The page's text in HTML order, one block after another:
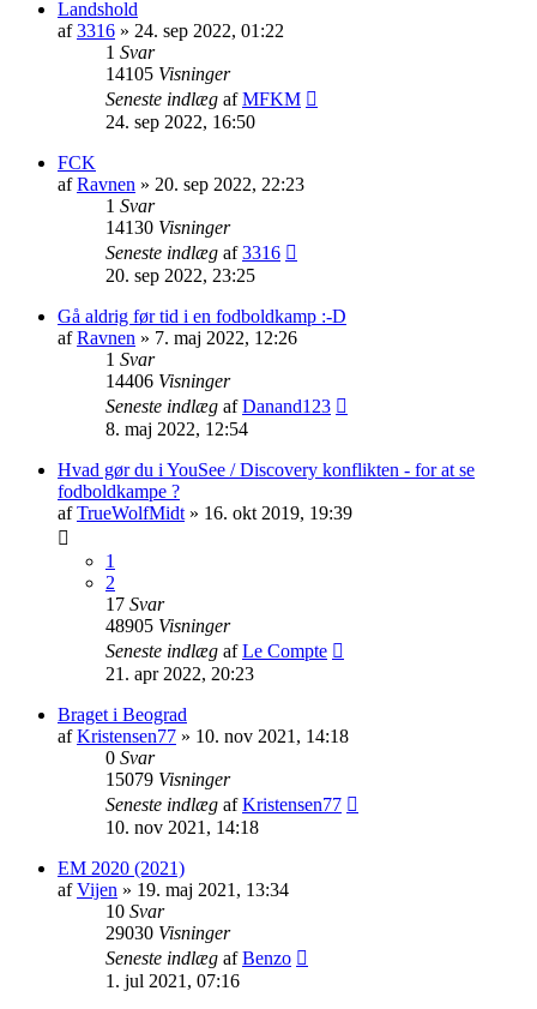
Landshold
af3316 » 24. sep 2022, 01:22
1 Svar
14105 Visninger
Seneste indlæg afMFKM
24. sep 2022, 16:50
FCK
afRavnen » 20. sep 2022, 22:23
1 Svar
14130 Visninger
Seneste indlæg af3316
20. sep 2022, 23:25
Gå aldrig før tid i en fodboldkamp :-D
afRavnen » 7. maj 2022, 12:26
1 Svar
14406 Visninger
Seneste indlæg afDanand123
8. maj 2022, 12:54
Hvad gør du i YouSee / Discovery konflikten - for at se
fodboldkampe ?
afTrueWolfMidt » 16. okt 2019, 19:39
1
2
17 Svar
48905 Visninger
Seneste indlæg afLe Compte
21. apr 2022, 20:23
Braget i Beograd
afKristensen77 » 10. nov 2021, 14:18
0 Svar
15079 Visninger
Seneste indlæg afKristensen77
10. nov 2021, 14:18
EM 2020 (2021)
afVijen » 19. maj 2021, 13:34
10 Svar
29030 Visninger
Seneste indlæg afBenzo
1. jul 2021, 07:16